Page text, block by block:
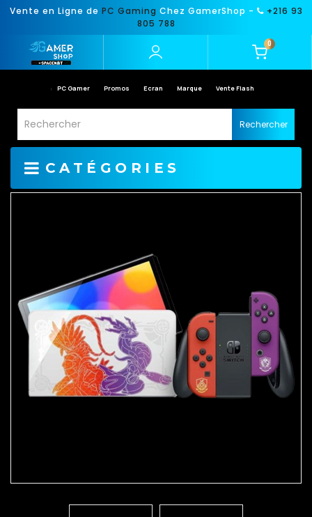
Vente en Ligne de PC Gaming Chez GamerShop -
+216 93
805 788
0
PC Gamer Promos Ecran Marque Vente Flash
Rechercher
CATÉGORIES